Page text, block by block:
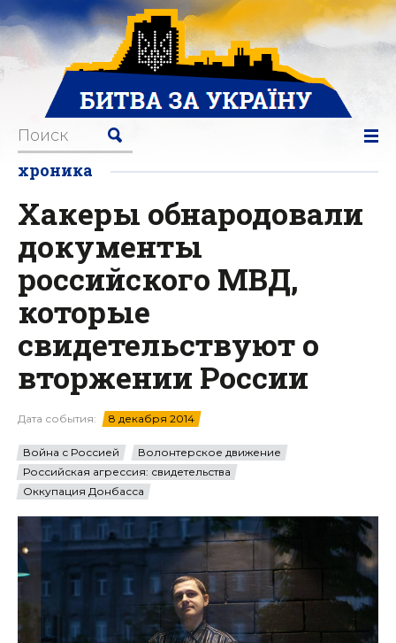
хроника
Хакеры обнародовали
документы
российского МВД,
которые
свидетельствуют о
вторжении России
Дата события: 8 декабря 2014
Война с Россией
Волонтерское движение
Российская агрессия: свидетельства
Оккупация Донбасса